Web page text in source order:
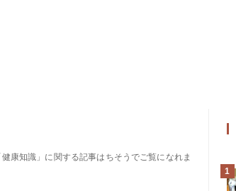
康知識」に関する記事はちそうでご覧になれま
1